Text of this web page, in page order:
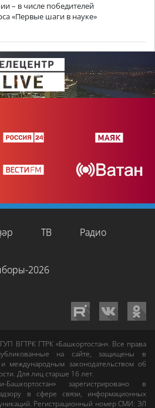
– в числе победителей
«Первые шаги в науке»
ТВ Радио
2026
ВГТРК ГТРК «Башкортостан». Все права
на сайте, защищены в
международным законодательством об
Для лиц старше 16 лет.
зарегистрировано в
в сфере связи, информационных
Регистрационный номер СМИ: ЭЛ